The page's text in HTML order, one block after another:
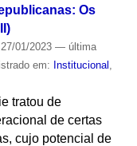
Os
01/2023 — última
em: Institucional
tratou de
de certas
cujo potencial de